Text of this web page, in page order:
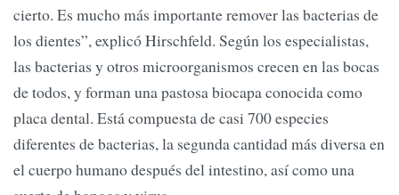
cierto. Es mucho más importante remover las bacterias de
los dientes”, explicó Hirschfeld. Según los especialistas,
las bacterias y otros microorganismos crecen en las bocas
de todos, y forman una pastosa biocapa conocida como
placa dental. Está compuesta de casi 700 especies
diferentes de bacterias, la segunda cantidad más diversa en
el cuerpo humano después del intestino, así como una